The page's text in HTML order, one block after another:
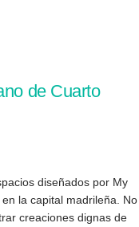
de Cuarto
diseñados por My
la capital madrileña. No
creaciones dignas de